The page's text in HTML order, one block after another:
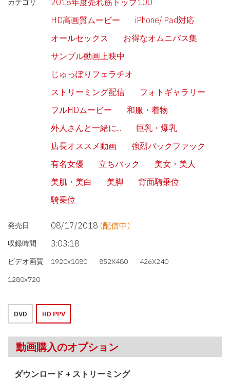
カテゴリ
2018年度売れ筋トップ100
HD高画質ムービー
iPhone/iPad対応
オールセックス
お得なオムニバス集
サンプル動画上映中
じゅっぽりフェラチオ
ストリーミング配信
フォトギャラリー
フルHDムービー
和服・着物
外人さんと一緒に...
巨乳・爆乳
店長オススメ動画
強烈バックファック
有名女優
立ちバック
美女・美人
美肌・美白
美脚
背面騎乗位
騎乗位
発売日 08/17/2018 (配信中)
収録時間 3:03:18
ビデオ画質 1920x1080 852X480
426X240
1280x720
DVD HD PPV
動画購入のオプション
ダウンロード + ストリーミング